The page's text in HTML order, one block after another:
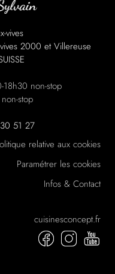
vives
2000 et Villereuse
non-stop
stop
51 27
relative aux cookies
Paramétrer les cookies
Infos & Contact
cuisinesconcept.fr